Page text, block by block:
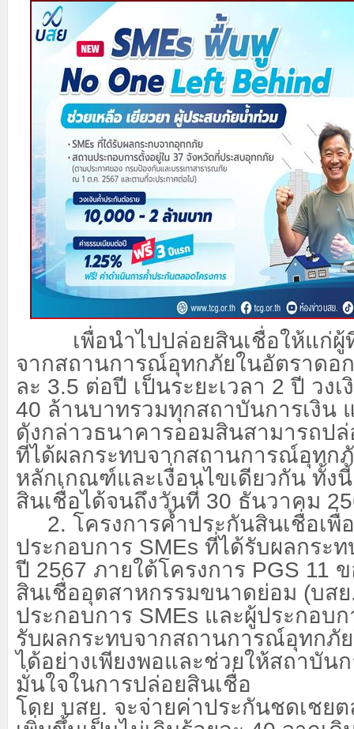
เพื่อนำไปปล่อยสินเชื่อให้แก่ผู้ที่
จากสถานการณ์อุทกภัยในอัตราดอก
ละ 3.5 ต่อปี เป็นระยะเวลา 2 ปี วง
40 ล้านบาทรวมทุกสถาบันการเงิน
ดังกล่าวธนาคารออมสินสามารถป
ที่ได้ผลกระทบจากสถานการณ์อุทก
หลักเกณฑ์และเงื่อนไขเดียวกัน ทั้ง
สินเชื่อได้จนถึงวันที่ 30 ธันวาคม
2. โครงการค้ำประกันสินเชื่อเพื่
ประกอบการ SMEs ที่ได้รับผลกระ
ปี 2567 ภายใต้โครงการ PGS 11
สินเชื่ออุตสาหกรรมขนาดย่อม (บสย
ประกอบการ SMEs และผู้ประกอบ
รับผลกระทบจากสถานการณ์อุทกภั
ได้อย่างเพียงพอและช่วยให้สถาบัน
มั่นใจในการปล่อยสินเชื่อ
โดย บสย. จะจ่ายค่าประกันชดเชย